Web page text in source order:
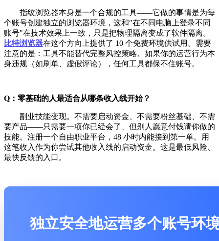
指纹浏览器本身是一个合规的工具——它做的事情是为每
个账号创建独立的浏览器环境，这和"在不同电脑上登录不同
账号"在技术效果上一致，只是把物理隔离变成了软件隔离。
比特浏览器在这个方向上提供了 10 个免费环境供试用。需要
注意的是：工具不能替代完整风控策略。如果你的运营行为本
身违规（如刷单、虚假评论），任何工具都保不住账号。
Q：零基础的人最适合从哪条收入线开始？
副业技能变现。不需要启动资金、不需要粉丝基础、不需
要产品——只需要一项你已经会了、但别人愿意付钱请你做的
技能。注册一个自由职业平台，48 小时内能接到第一单。用
这笔收入作为你尝试其他收入线的启动资金。这是最低风险、
最快反馈的入口。
独立安全地运营多个账号环